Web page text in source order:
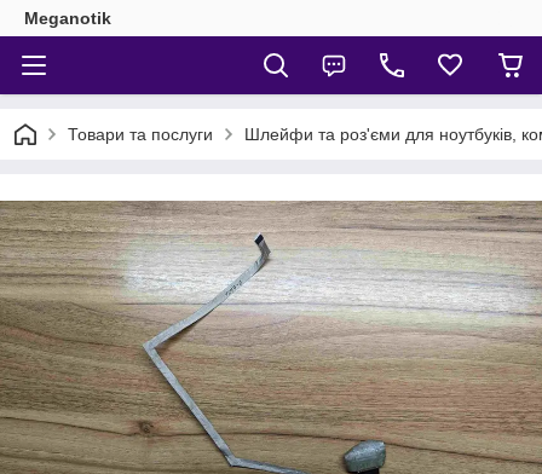
Meganotik
Товари та послуги Шлейфи та роз'єми для ноутбуків,